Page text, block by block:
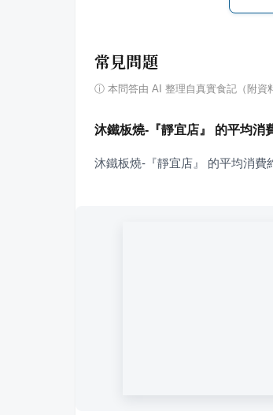
常見問題
ⓘ 本問答由 AI 整理自真實食記（附資
沐鐵板燒-『靜宜店』 的平均消
沐鐵板燒-『靜宜店』 的平均消費